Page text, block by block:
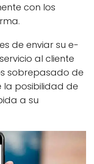
con los
de enviar su e-
al cliente
sobrepasado de
la posibilidad de
a su